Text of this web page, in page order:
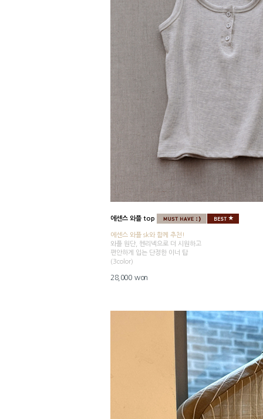
에센스 와플 top
에센스 와플 sk와 함께 추천!
와플 원단, 헨리넥으로 더 시원하고
편안하게 입는 단정한 이너 탑
(3color)
28,000 won